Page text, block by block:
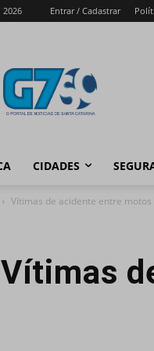
Entrar / Cadastrar
CIDADES
Vítimas de acidente entre
Vítimas